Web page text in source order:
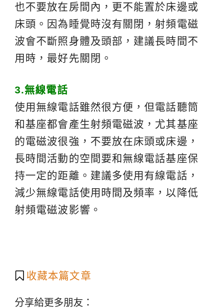
也不要放在房間內，更不能置於床邊或
床頭。因為睡覺時沒有關閉，射頻電磁
波會不斷照身體及頭部，建議長時間不
用時，最好先關閉。
3.無線電話
使用無線電話雖然很方便，但電話聽筒
和基座都會產生射頻電磁波，尤其基座
的電磁波很強，不要放在床頭或床邊，
長時間活動的空間要和無線電話基座保
持一定的距離。建議多使用有線電話，
減少無線電話使用時間及頻率，以降低
射頻電磁波影響。
收藏本篇文章
分享給更多朋友：